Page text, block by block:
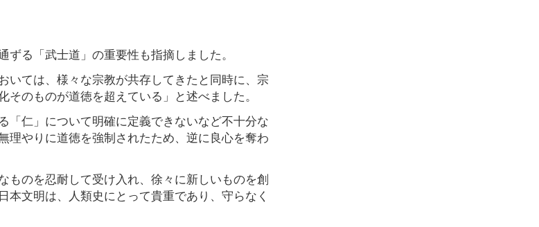
る「武士道」の重要性も指摘しました。
いては、様々な宗教が共存してきたと同時に、宗
のものが道徳を超えている」と述べました。
「仁」について明確に定義できないなど不十分な
理やりに道徳を強制されたため、逆に良心を奪わ
ものを忍耐して受け入れ、徐々に新しいものを創
文明は、人類史にとって貴重であり、守らなく